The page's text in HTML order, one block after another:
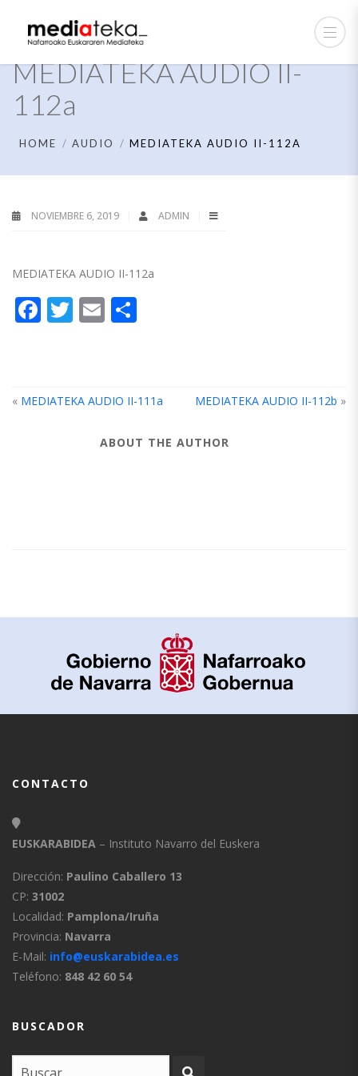
MEDIATEKA AUDIO II-
112a
HOME AUDIO MEDIATEKA AUDIO II-112A
NOVIEMBRE 6, 2019 ADMIN
MEDIATEKA AUDIO II-112a
Facebook
Twitter
Email
« MEDIATEKA AUDIO II-111a MEDIATEKA AUDIO II-112b »
ABOUT THE AUTHOR
CONTACTO
EUSKARABIDEA – Instituto Navarro del Euskera
Dirección: Paulino Caballero 13
CP: 31002
Localidad: Pamplona/Iruña
Provincia: Navarra
E-Mail: info@euskarabidea.es
Teléfono: 848 42 60 54
BUSCADOR